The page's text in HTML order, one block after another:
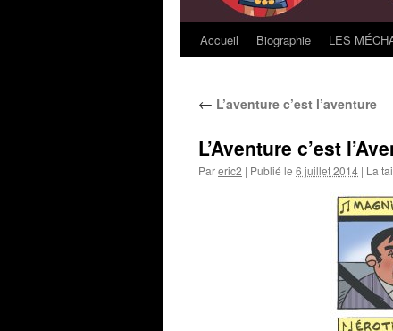
Accueil Biographie LES
← L’aventure c’est l’aventure
L’Aventure c’est
Pareric2 | Publié le 6 juillet 2014 | La